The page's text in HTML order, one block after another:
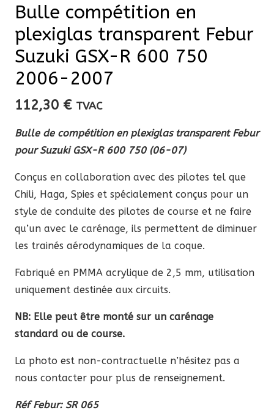
Bulle compétition en
plexiglas transparent Febur
Suzuki GSX-R 600 750
2006-2007
112,30 € TVAC
Bulle de compétition en plexiglas transparent Febur
pour Suzuki GSX-R 600 750 (06-07)
Conçus en collaboration avec des pilotes tel que
Chili, Haga, Spies et spécialement conçus pour un
style de conduite des pilotes de course et ne faire
qu’un avec le carénage, ils permettent de diminuer
les trainés aérodynamiques de la coque.
Fabriqué en PMMA acrylique de 2,5 mm, utilisation
uniquement destinée aux circuits.
NB: Elle peut être monté sur un carénage
standard ou de course.
La photo est non-contractuelle n’hésitez pas a
nous contacter pour plus de renseignement.
Réf Febur: SR 065